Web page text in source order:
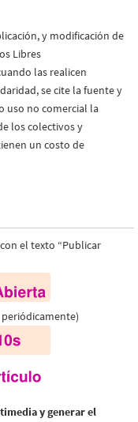
y modificación de
Libres
las realicen
se cite la fuente y
uso no comercial la
los colectivos y
un costo de
con el texto “Publicar
y generar el